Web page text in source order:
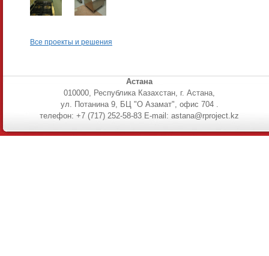
Все проекты и решения
Астана
010000, Республика Казахстан, г. Астана,
ул. Потанина 9, БЦ "О Азамат", офис 704 .
телефон: +7 (717) 252-58-83 E-mail: astana@rproject.kz